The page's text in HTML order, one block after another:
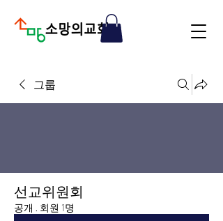
그룹
선교위원회
공개 · 회원 1명